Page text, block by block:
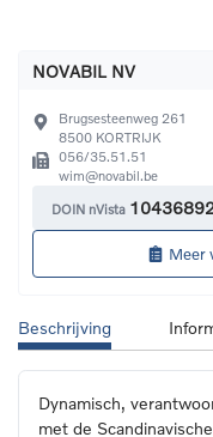
NOVABIL NV
Brugsesteenweg 261
8500 KORTRIJK
056/35.51.51
wim@novabil.be
DOIN nVista
Meer
Beschrijving
Dynamisch,
met de